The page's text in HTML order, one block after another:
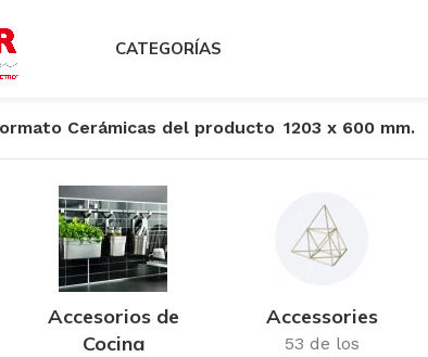
CATEGORÍAS
Cerámicas del producto 1203 x 600 mm.
Accesorios de
Cocina
Accessories
53 de los